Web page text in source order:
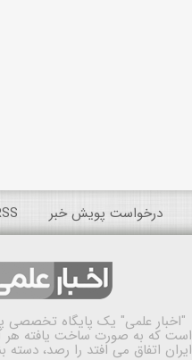
درخواست پویش خبر
"اخبار علمی" یک پایگاه تخصصی
است که به صورت ساخت یافته هر
ایران اتفاق می افتد را رصد، دسته